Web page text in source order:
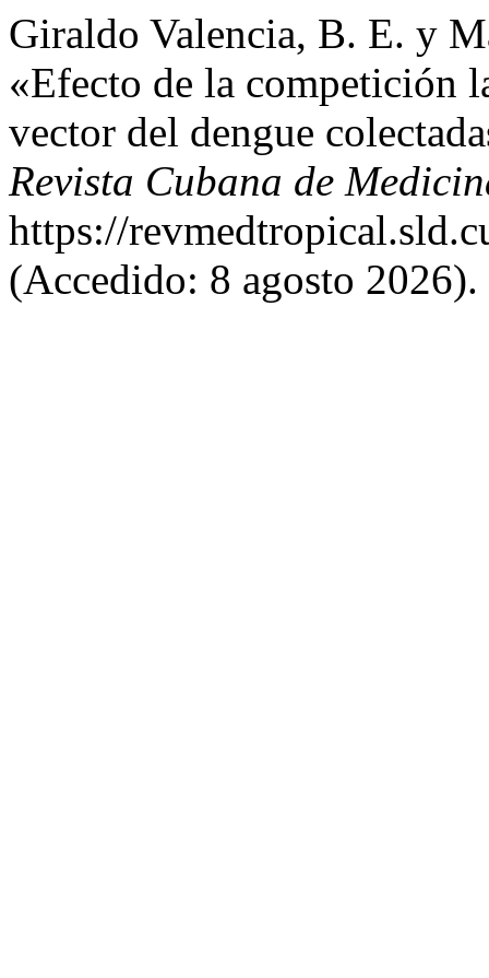
Giraldo Valencia, B. E. y
«Efecto de la competición
vector del dengue
Revista Cubana de
https://
(Accedido: 8 agosto 2026).